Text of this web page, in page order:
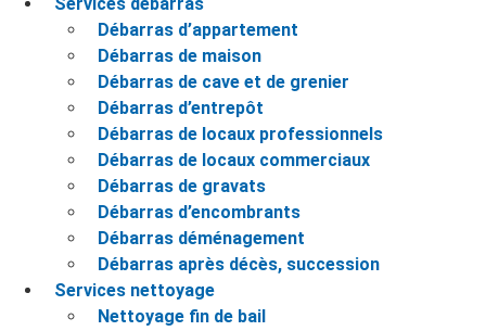
Services débarras
Débarras d’appartement
Débarras de maison
Débarras de cave et de grenier
Débarras d’entrepôt
Débarras de locaux professionnels
Débarras de locaux commerciaux
Débarras de gravats
Débarras d’encombrants
Débarras déménagement
Débarras après décès, succession
Services nettoyage
Nettoyage fin de bail